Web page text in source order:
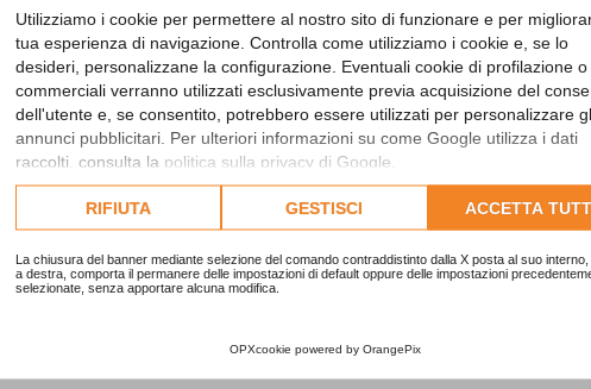
Utilizziamo i cookie per permettere al nostro sito di funzionare e per
tua esperienza di navigazione. Controlla come utilizziamo i cookie e, se lo
desideri, personalizzane la configurazione. Eventuali cookie di profilazione o
commerciali verranno utilizzati esclusivamente previa acquisizione del
dell'utente e, se consentito, potrebbero essere utilizzati per personalizzare
annunci pubblicitari. Per ulteriori informazioni su come Google utilizza i dati
raccolti, consulta la politica sulla privacy di Google
Consulta l'informativa cookie completa.
RIFIUTA GESTISCI ACCETTA
La chiusura del banner mediante selezione del comando contraddistinto dalla X posta al suo interno,
a destra, comporta il permanere delle impostazioni di default oppure delle impostazioni
selezionate, senza apportare alcuna modifica.
OPXcookie powered by OrangePix
0 1740 dafaffa
10/06/2026, 11:36
0 1741 daMercoledì